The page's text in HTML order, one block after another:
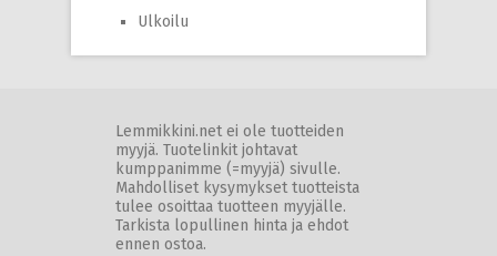
Ulkoilu
Lemmikkini.net ei ole tuotteiden
myyjä. Tuotelinkit johtavat
kumppanimme (=myyjä) sivulle.
Mahdolliset kysymykset tuotteista
tulee osoittaa tuotteen myyjälle.
Tarkista lopullinen hinta ja ehdot
ennen ostoa.